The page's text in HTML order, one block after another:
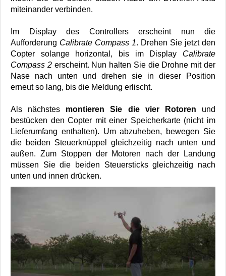
miteinander verbinden.
Im Display des Controllers erscheint nun die
Aufforderung Calibrate Compass 1. Drehen Sie jetzt den
Copter solange horizontal, bis im Display Calibrate
Compass 2erscheint. Nun halten Sie die Drohne mit der
Nase nach unten und drehen sie in dieser Position
erneut so lang, bis die Meldung erlischt.
Als nächstes montieren Sie die vier Rotoren und
bestücken den Copter mit einer Speicherkarte (nicht im
Lieferumfang enthalten). Um abzuheben, bewegen Sie
die beiden Steuerknüppel gleichzeitig nach unten und
außen. Zum Stoppen der Motoren nach der Landung
müssen Sie die beiden Steuersticks gleichzeitig nach
unten und innen drücken.